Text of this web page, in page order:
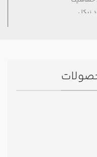
نیکل